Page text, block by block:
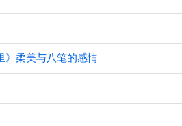
》柔美与八笔的感情